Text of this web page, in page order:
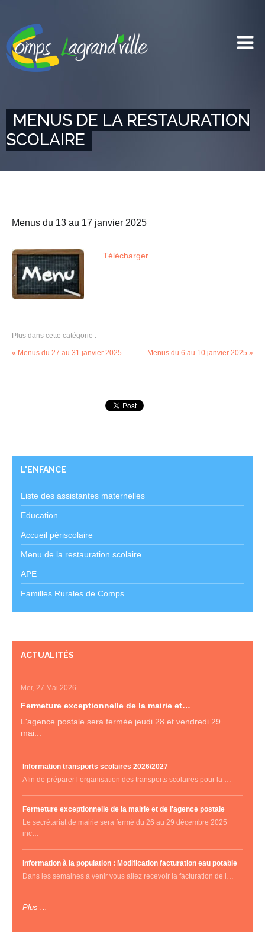
MENUS DE LA RESTAURATION
SCOLAIRE
Menus du 13 au 17 janvier 2025
Télécharger
Plus dans cette catégorie :
« Menus du 27 au 31 janvier 2025 Menus du 6 au 10 janvier 2025 »
L'ENFANCE
Liste des assistantes maternelles
Education
Accueil périscolaire
Menu de la restauration scolaire
APE
Familles Rurales de Comps
ACTUALITÉS
Mer, 27 Mai 2026
Fermeture exceptionnelle de la mairie et…
L'agence postale sera fermée jeudi 28 et vendredi 29
mai...
Information transports scolaires 2026/2027
Afin de préparer l’organisation des transports scolaires pour la …
Fermeture exceptionnelle de la mairie et de l'agence postale
Le secrétariat de mairie sera fermé du 26 au 29 décembre 2025
inc…
Information à la population : Modification facturation eau potable
Dans les semaines à venir vous allez recevoir la facturation de l…
Plus ...